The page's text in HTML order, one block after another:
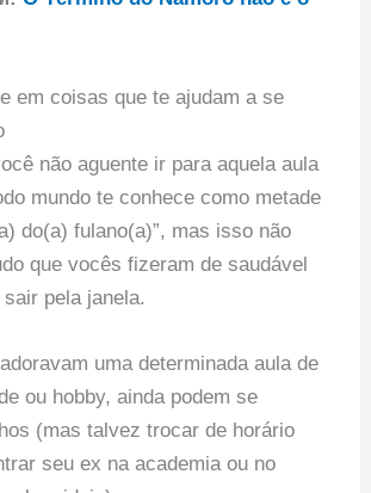
em coisas que te ajudam a se
não aguente ir para aquela aula
mundo te conhece como metade
do(a) fulano(a)”, mas isso não
que vocês fizeram de saudável
pela janela.
uma determinada aula de
ou hobby, ainda podem se
(mas talvez trocar de horário
seu ex na academia ou no